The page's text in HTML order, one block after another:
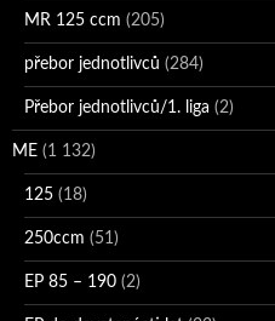
MR 125 ccm (205)
přebor jednotlivců (284)
Přebor jednotlivců/1. liga (2)
ME (1 132)
125 (18)
250ccm (51)
EP 85 – 190 (2)